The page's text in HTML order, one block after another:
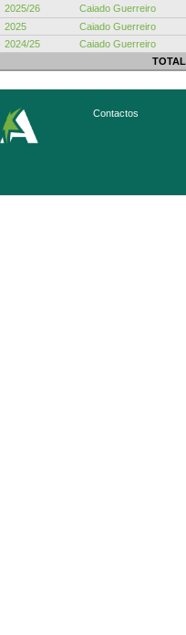
2025/26 Caiado Guerreiro
2025
Caiado Guerreiro
2024/25
Caiado Guerreiro
TOTAL
Contactos